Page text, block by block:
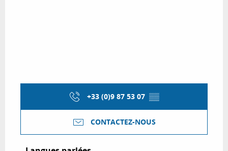
+33 (0)9 87 53 07 ▒▒
CONTACTEZ-NOUS